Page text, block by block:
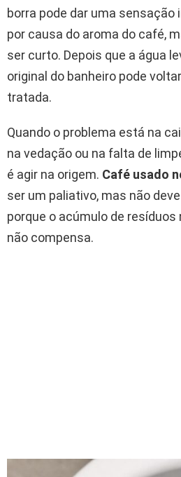
borra pode dar uma
por causa do aroma do café,
ser curto. Depois que a água
original do banheiro pode
tratada.
Quando o problema está na
na vedação ou na falta de
é agir na origem. Café usado
ser um paliativo, mas não
porque o acúmulo de
não compensa.